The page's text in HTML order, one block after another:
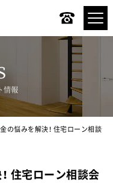
情報
の悩みを解決！ 住宅ローン相談会
住宅ローン相談会